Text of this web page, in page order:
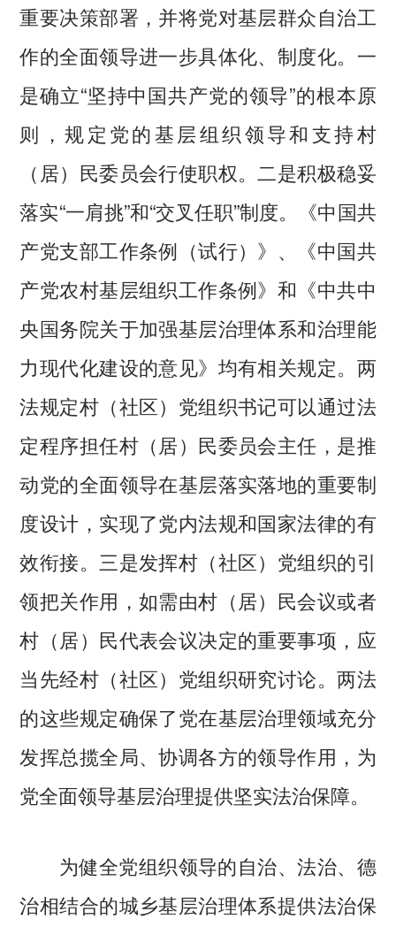
重要决策部署，并将党对基层群众自治工
作的全面领导进一步具体化、制度化。一
是确立“坚持中国共产党的领导”的根本原
则，规定党的基层组织领导和支持村
（居）民委员会行使职权。二是积极稳妥
落实“一肩挑”和“交叉任职”制度。《中国共
产党支部工作条例（试行）》、《中国共
产党农村基层组织工作条例》和《中共中
央国务院关于加强基层治理体系和治理能
力现代化建设的意见》均有相关规定。两
法规定村（社区）党组织书记可以通过法
定程序担任村（居）民委员会主任，是推
动党的全面领导在基层落实落地的重要制
度设计，实现了党内法规和国家法律的有
效衔接。三是发挥村（社区）党组织的引
领把关作用，如需由村（居）民会议或者
村（居）民代表会议决定的重要事项，应
当先经村（社区）党组织研究讨论。两法
的这些规定确保了党在基层治理领域充分
发挥总揽全局、协调各方的领导作用，为
党全面领导基层治理提供坚实法治保障。
为健全党组织领导的自治、法治、德
治相结合的城乡基层治理体系提供法治保